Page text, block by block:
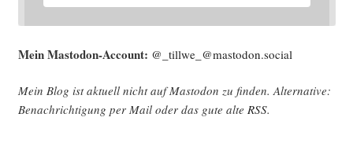
Mein Mast­o­don-Account: @_tillwe_@mastodon.social
Mein Blog ist aktu­ell nicht auf Mast­o­don zu fin­den. Alter­na­ti­ve:
Benach­rich­ti­gung per Mail oder das gute alte RSS.